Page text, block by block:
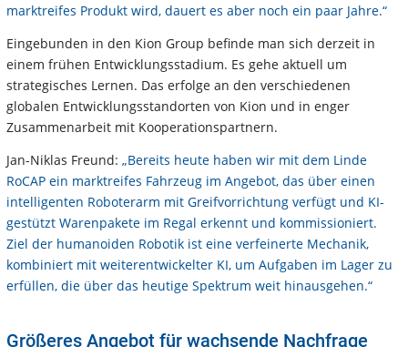
marktreifes Produkt wird, dauert es aber noch ein paar Jahre.“
Eingebunden in den Kion Group befinde man sich derzeit in
einem frühen Entwicklungsstadium. Es gehe aktuell um
strategisches Lernen. Das erfolge an den verschiedenen
globalen Entwicklungsstandorten von Kion und in enger
Zusammenarbeit mit Kooperationspartnern.
Jan-Niklas Freund: „Bereits heute haben wir mit dem Linde
RoCAP ein marktreifes Fahrzeug im Angebot, das über einen
intelligenten Roboterarm mit Greifvorrichtung verfügt und KI-
gestützt Warenpakete im Regal erkennt und kommissioniert.
Ziel der humanoiden Robotik ist eine verfeinerte Mechanik,
kombiniert mit weiterentwickelter KI, um Aufgaben im Lager zu
erfüllen, die über das heutige Spektrum weit hinausgehen.“
Größeres Angebot für wachsende Nachfrage